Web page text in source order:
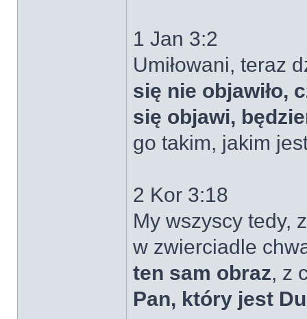
1 Jan 3:2
Umiłowani, teraz
się nie objawiło,
się objawi,
go takim, jakim
2 Kor 3:18
My wszyscy tedy,
w zwierciadle
ten sam obraz, z
Pan, który jest